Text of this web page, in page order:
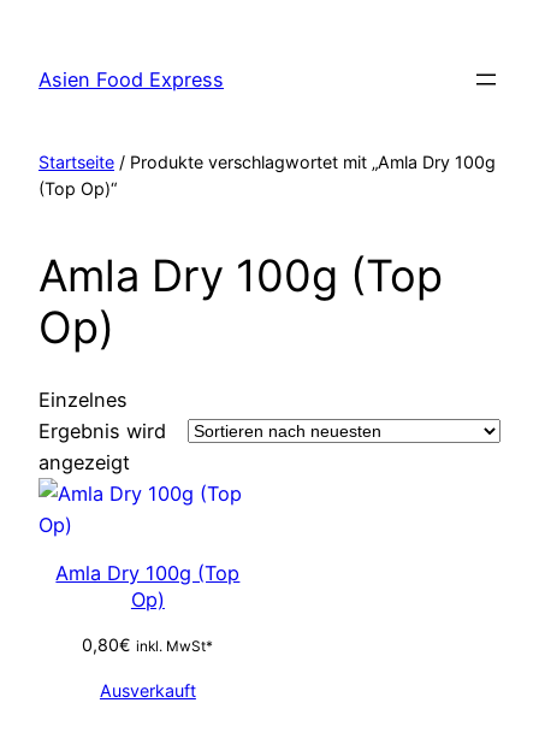
springen
Asien Food Express
Startseite / Produkte verschlagwortet mit „Amla Dry 100g
(Top Op)“
Amla Dry 100g (Top
Op)
Einzelnes
Ergebnis wird
angezeigt
Amla Dry 100g (Top
Op)
0,80€ inkl. MwSt*
Ausverkauft